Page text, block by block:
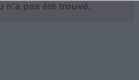
n'a pas été trouvé.